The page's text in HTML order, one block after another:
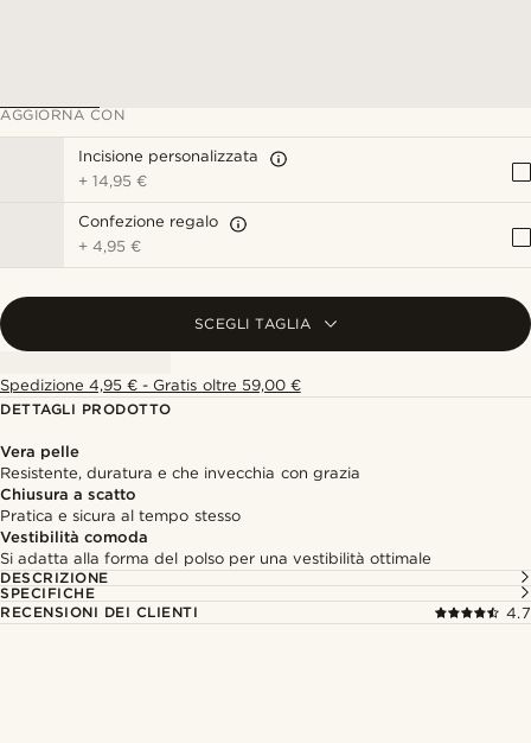
AGGIORNA CON
Incisione personalizzata
+14,95 €
Confezione regalo
+4,95 €
SCEGLI TAGLIA
Spedizione 4,95 € - Gratis oltre 59,00 €
DETTAGLI PRODOTTO
Vera pelle
Resistente, duratura e che invecchia con grazia
Chiusura a scatto
Pratica e sicura al tempo stesso
Vestibilità comoda
Si adatta alla forma del polso per una vestibilità ottimale
DESCRIZIONE
SPECIFICHE
RECENSIONI DEI CLIENTI
4.7